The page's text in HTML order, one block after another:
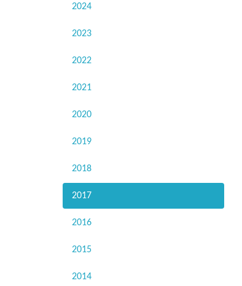
2024
2023
2022
2021
2020
2019
2018
2017
2016
2015
2014